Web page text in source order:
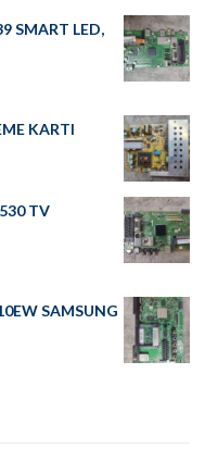
SMART LED,
KARTI
TV
SAMSUNG